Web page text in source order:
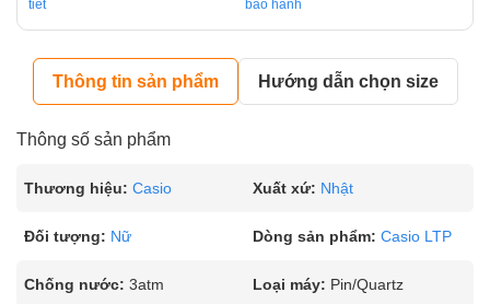
tiết
bảo hành
Thông tin sản phẩm Hướng dẫn chọn size
Thông số sản phẩm
Thương hiệu: Casio Xuất xứ: Nhật
Đối tượng: Nữ Dòng sản phẩm: Casio LTP
Chống nước: 3atm Loại máy: Pin/Quartz